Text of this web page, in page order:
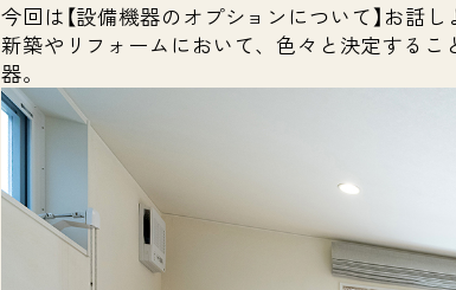
今回は【設備機器のオプションについて】お話し
新築やリフォームにおいて、色々と決定する
器。